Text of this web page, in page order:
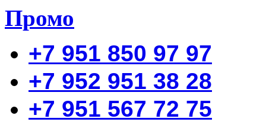
Промо
+7 951 850 97 97
+7 952 951 38 28
+7 951 567 72 75